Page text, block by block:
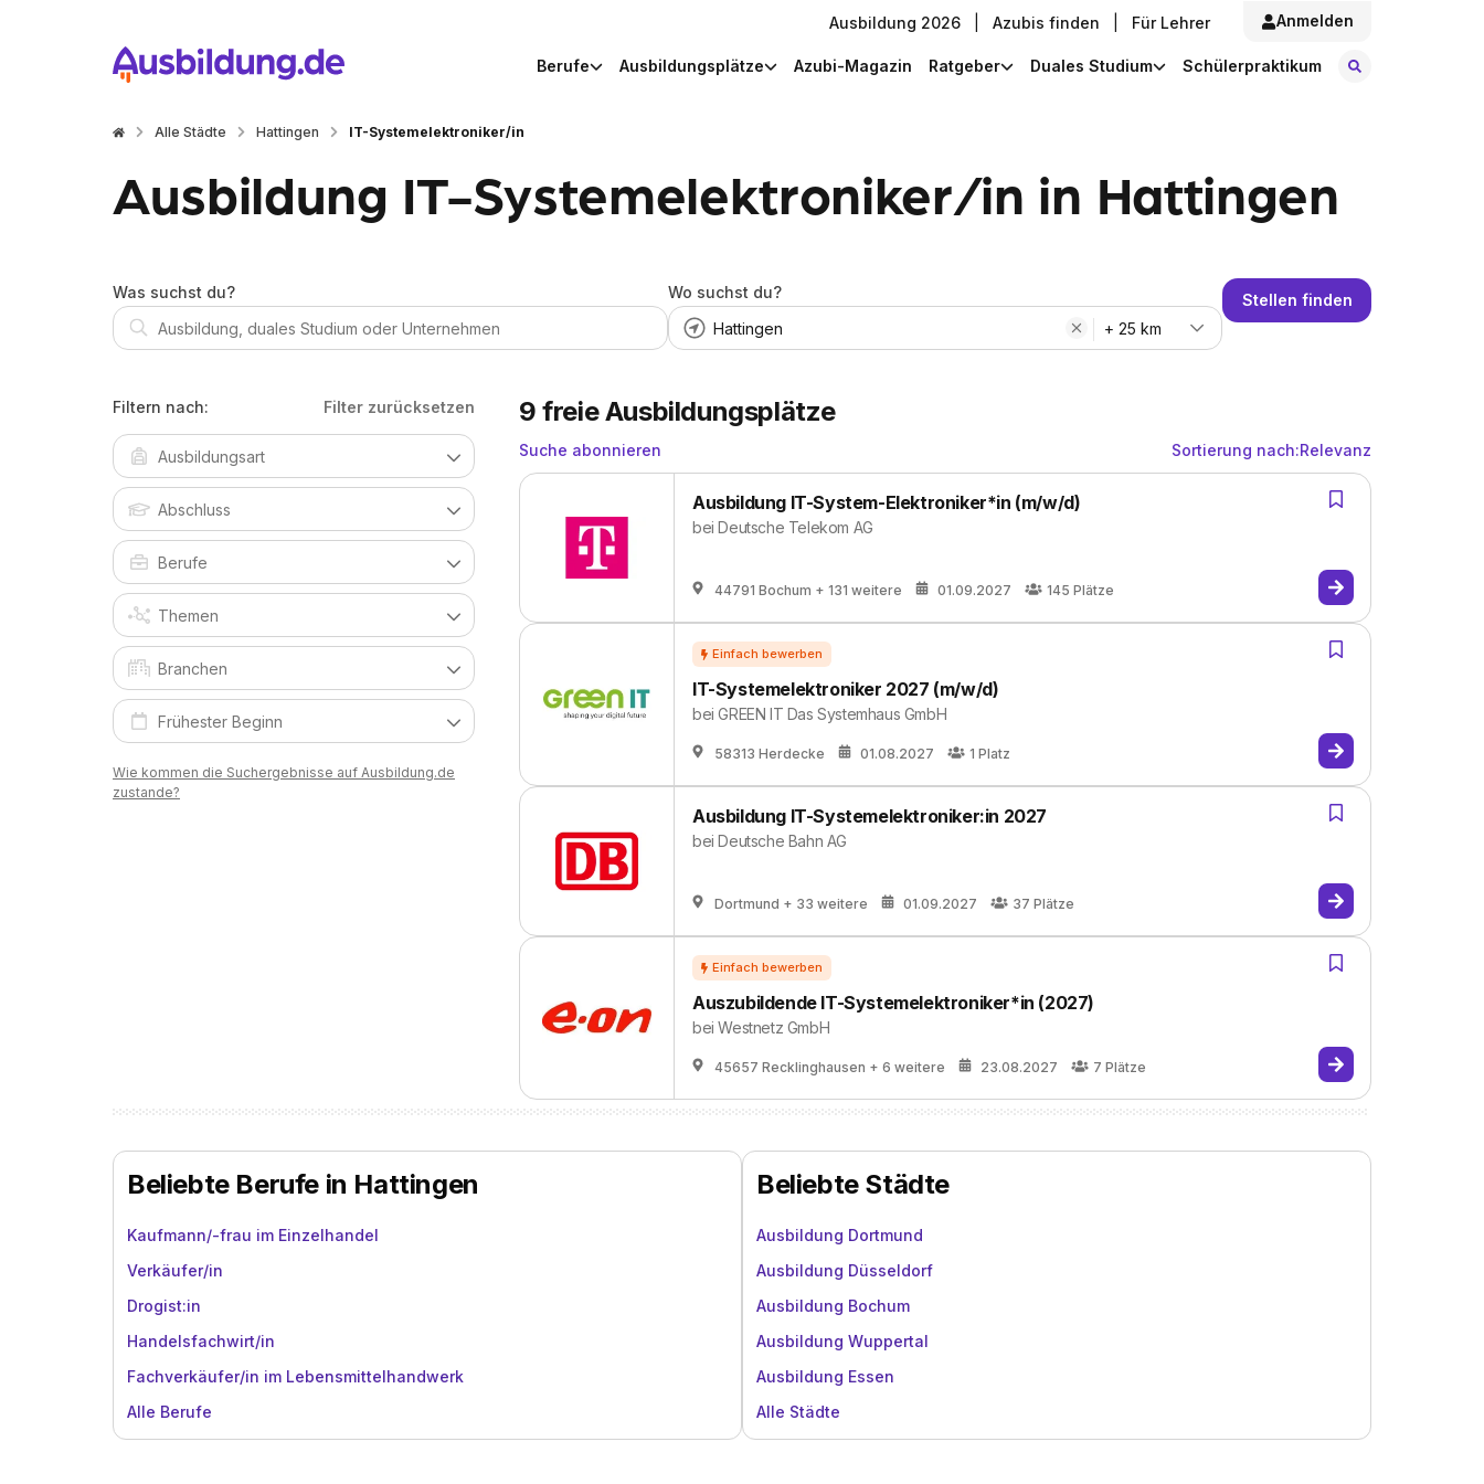
Ausbildung 2026 Azubis finden Für Lehrer Anmelden
Berufe Ausbildungsplätze Azubi-Magazin Ratgeber Duales Studium Schülerpraktikum
Alle Städte Hattingen IT-Systemelektroniker/in
Ausbildung IT-Systemelektroniker/in in Hattingen
Was suchst du?
Wo suchst du?
+ 25 km
Stellen finden
Filtern nach: Filter zurücksetzen
Wie kommen die Suchergebnisse auf Ausbildung.de
zustande?
9 freie Ausbildungsplätze
Suche abonnieren Sortierung nach:Relevanz
Ausbildung IT-System-Elektroniker*in (m/w/d)
beiDeutsche Telekom AG
44791 Bochum + 131 weitere 01.09.2027 145 Plätze
IT-Systemelektroniker 2027 (m/w/d)
beiGREEN IT Das Systemhaus GmbH
58313 Herdecke 01.08.2027 1 Platz
Ausbildung IT-Systemelektroniker:in 2027
beiDeutsche Bahn AG
Dortmund + 33 weitere 01.09.2027 37 Plätze
Auszubildende IT-Systemelektroniker*in (2027)
beiWestnetz GmbH
45657 Recklinghausen + 6 weitere 23.08.2027 7 Plätze
Beliebte Berufe in Hattingen
Kaufmann/-frau im Einzelhandel
Verkäufer/in
Drogist:in
Handelsfachwirt/in
Fachverkäufer/in im Lebensmittelhandwerk
Alle Berufe
Beliebte Städte
Ausbildung Dortmund
Ausbildung Düsseldorf
Ausbildung Bochum
Ausbildung Wuppertal
Ausbildung Essen
Alle Städte